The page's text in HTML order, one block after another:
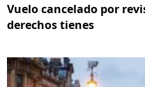
Vuelo cancelado por
derechos tienes